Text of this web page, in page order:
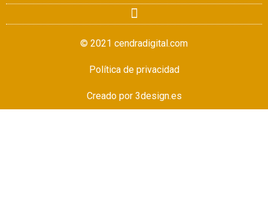
© 2021 cendradigital.com
Política de privacidad
Creado por 3design.es